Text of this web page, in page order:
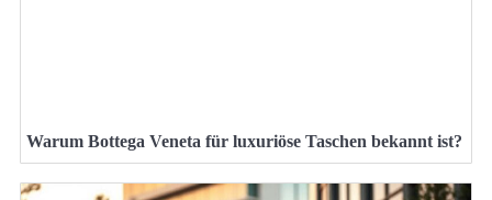
Warum Bottega Veneta für luxuriöse Taschen bekannt ist?